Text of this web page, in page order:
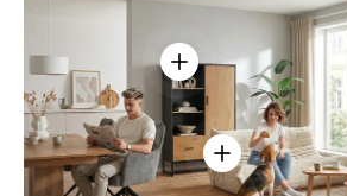
Einzelheiten
Einzelheiten